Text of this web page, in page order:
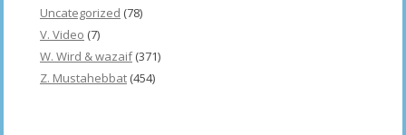
Uncategorized (78)
V. Video (7)
W. Wird & wazaif(371)
Z. Mustahebbat (454)